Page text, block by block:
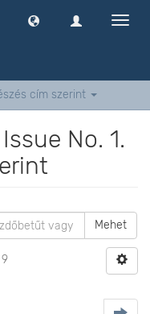
cím szerint
No. 1.
Mehet